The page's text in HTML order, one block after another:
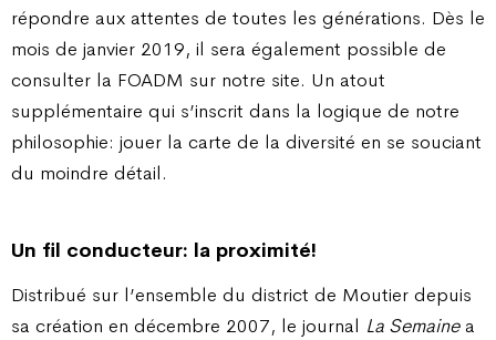
répondre aux attentes de toutes les générations. Dès le
mois de janvier 2019, il sera également possible de
consulter la FOADM sur notre site. Un atout
supplémentaire qui s’inscrit dans la logique de notre
philosophie: jouer la carte de la diversité en se souciant
du moindre détail.
Un fil conducteur: la proximité!
Distribué sur l’ensemble du district de Moutier depuis
sa création en décembre 2007, le journal La Semainea